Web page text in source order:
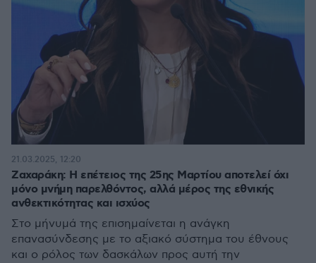
Ζαχαράκη: Η επέτειος της 25ης Μαρτίου αποτελεί όχι
μόνο μνήμη παρελθόντος, αλλά μέρος της εθνικής
ανθεκτικότητας και ισχύος
Στο μήνυμά της επισημαίνεται η ανάγκη
επανασύνδεσης με το αξιακό σύστημα του έθνους
και ο ρόλος των δασκάλων προς αυτή την
21.03.2025, 12:20